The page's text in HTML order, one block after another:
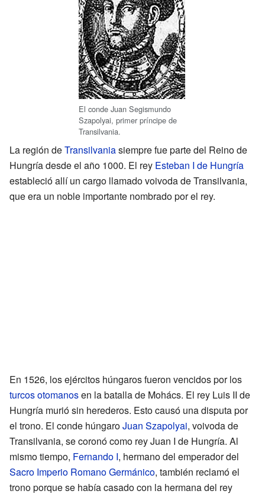
El conde Juan Segismundo
Szapolyai, primer príncipe de
Transilvania.
La región deTransilvaniasiempre fue parte del Reino de
Hungría desde el año 1000. El rey Esteban I de Hungría
estableció allí un cargo llamado voivoda de Transilvania,
que era un noble importante nombrado por el rey.
En 1526, los ejércitos húngaros fueron vencidos por los
turcosotomanosen la batalla de Mohács. El rey Luis II de
Hungría murió sin herederos. Esto causó una disputa por
el trono. El conde húngaroJuan Szapolyai, voivoda de
Transilvania, se coronó como rey Juan I de Hungría. Al
mismo tiempo, Fernando I, hermano del emperador del
Sacro Imperio Romano Germánico, también reclamó el
trono porque se había casado con la hermana del rey